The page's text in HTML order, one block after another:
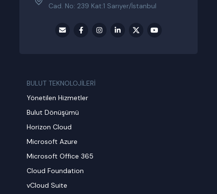
Cad. No: 239 Kat:1 Sarıyer/İstanbul
BULUT TEKNOLOJİLERİ
Yönetilen Hizmetler
Bulut Dönüşümü
Horizon Cloud
Microsoft Azure
Microsoft Office 365
Cloud Foundation
vCloud Suite